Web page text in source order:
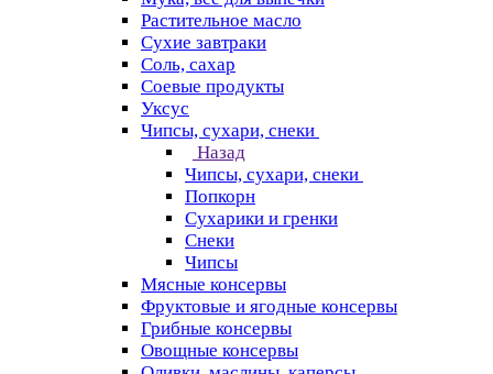
Растительное масло
Сухие завтраки
Соль, сахар
Соевые продукты
Уксус
Чипсы, сухари, снеки
Назад
Чипсы, сухари, снеки
Попкорн
Сухарики и гренки
Снеки
Чипсы
Мясные консервы
Фруктовые и ягодные консервы
Грибные консервы
Овощные консервы